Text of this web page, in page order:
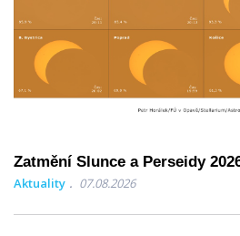
Zatmění Slunce a Perseidy
Aktuality 07.08.2026